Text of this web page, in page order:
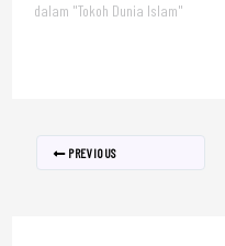
dalam "Tokoh Dunia Islam"
PREVIOUS